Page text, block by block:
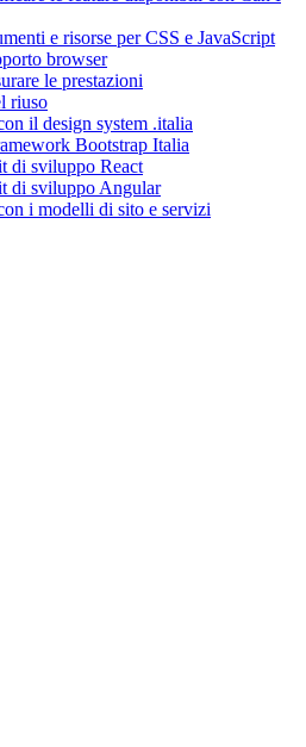
e risorse per CSS e JavaScript
browser
le prestazioni
riuso
il design system .italia
Bootstrap Italia
di sviluppo React
di sviluppo Angular
i modelli di sito e servizi